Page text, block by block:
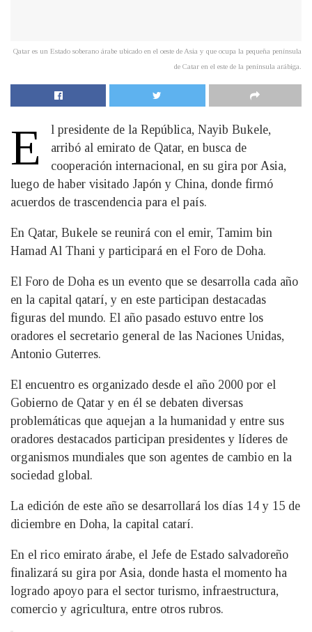
Qatar​ es un Estado soberano árabe ubicado en el oeste de Asia y que ocupa la pequeña península
de Catar en el este de la península arábiga.
E
l presidente de la República, Nayib Bukele,
arribó al emirato de Qatar, en busca de
cooperación internacional, en su gira por Asia,
luego de haber visitado Japón y China, donde firmó
acuerdos de trascendencia para el país.
En Qatar, Bukele se reunirá con el emir, Tamim bin
Hamad Al Thani y participará en el Foro de Doha.
El Foro de Doha es un evento que se desarrolla cada año
en la capital qatarí, y en este participan destacadas
figuras del mundo. El año pasado estuvo entre los
oradores el secretario general de las Naciones Unidas,
Antonio Guterres.
El encuentro es organizado desde el año 2000 por el
Gobierno de Qatar y en él se debaten diversas
problemáticas que aquejan a la humanidad y entre sus
oradores destacados participan presidentes y líderes de
organismos mundiales que son agentes de cambio en la
sociedad global.
La edición de este año se desarrollará los días 14 y 15 de
diciembre en Doha, la capital catarí.
En el rico emirato árabe, el Jefe de Estado salvadoreño
finalizará su gira por Asia, donde hasta el momento ha
logrado apoyo para el sector turismo, infraestructura,
comercio y agricultura, entre otros rubros.